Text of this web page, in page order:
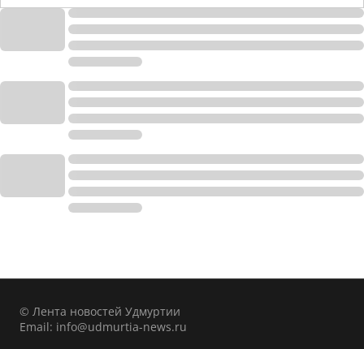
© Лента новостей Удмуртии
Email: info@udmurtia-news.ru